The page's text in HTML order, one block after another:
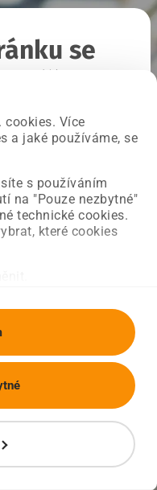
cookies. Více
a jaké používáme, se
s používáním
na "Pouze nezbytné"
technické cookies.
které cookies
se
a už ji opravujeme.
stránku.
Úvodní strana